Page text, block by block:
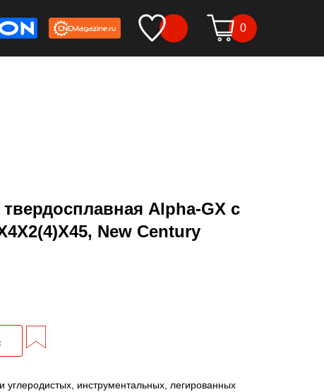
0
Alpha-GX c
New Century
инструментальных, легированных